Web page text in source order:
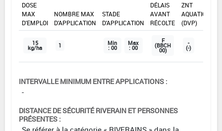
DOSE
MAX
D'EMPLOI
NOMBRE MAX
D'APPLICATION
STADE
D'APPLICATION
DÉLAIS
AVANT
RÉCOLTE
ZNT
AQUATIQUE
(DVP)
15
kg/ha 1 Min
: 00
Max
: 00
F
(BBCH
00)
-
(-)
INTERVALLE MINIMUM ENTRE APPLICATIONS :
-
DISTANCE DE SÉCURITÉ RIVERAIN ET PERSONNES
PRÉSENTES :